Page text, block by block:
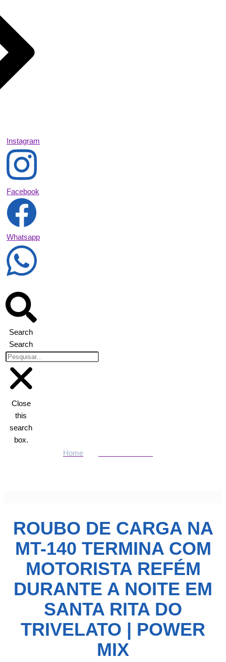
Instagram
Facebook
Whatsapp
Search
Search
Close
this
search
box.
Home
ROUBO DE CARGA NA
MT-140 TERMINA COM
MOTORISTA REFÉM
DURANTE A NOITE EM
SANTA RITA DO
TRIVELATO | POWER
MIX